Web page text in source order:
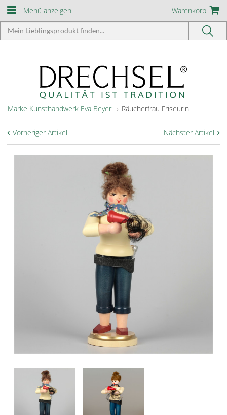
Menü anzeigen Warenkorb
Marke Kunsthandwerk Eva Beyer Räucherfrau Friseurin
Nächster Artikel ›
‹ Vorheriger Artikel